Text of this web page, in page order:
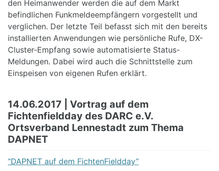
den Heimanwender werden die auf dem Markt
befindlichen Funkmeldeempfängern vorgestellt und
verglichen. Der letzte Teil befasst sich mit den bereits
installierten Anwendungen wie persönliche Rufe, DX-
Cluster-Empfang sowie automatisierte Status-
Meldungen. Dabei wird auch die Schnittstelle zum
Einspeisen von eigenen Rufen erklärt.
14.06.2017 | Vortrag auf dem
Fichtenfieldday des DARC e.V.
Ortsverband Lennestadt zum Thema
DAPNET
“DAPNET auf dem FichtenFieldday”